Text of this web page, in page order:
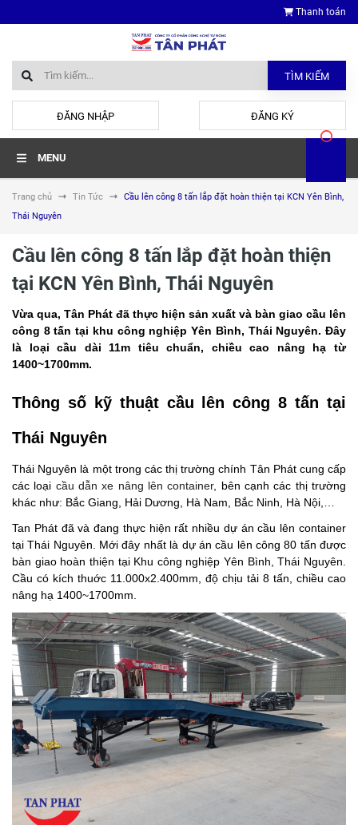
Thanh toán
TÌM KIẾM
ĐĂNG NHẬP ĐĂNG KÝ
MENU
Trang chủ Tin Tức
Cầu lên công 8 tấn lắp đặt hoàn thiện tại KCN Yên Bình,
Thái Nguyên
Cầu lên công 8 tấn lắp đặt hoàn thiện
tại KCN Yên Bình, Thái Nguyên
Vừa qua, Tân Phát đã thực hiện sản xuất và bàn giao cầu lên
công 8 tấn tại khu công nghiệp Yên Bình, Thái Nguyên. Đây
là loại cầu dài 11m tiêu chuẩn, chiều cao nâng hạ từ
1400~1700mm.
Thông số kỹ thuật cầu lên công 8 tấn tại
Thái Nguyên
Thái Nguyên là một trong các thị trường chính Tân Phát cung cấp
các loại cầu dẫn xe nâng lên container, bên cạnh các thị trường
khác như: Bắc Giang, Hải Dương, Hà Nam, Bắc Ninh, Hà Nội,…
Tan Phát đã và đang thực hiện rất nhiều dự án cầu lên container
tại Thái Nguyên. Mới đây nhất là dự án cầu lên công 80 tấn được
bàn giao hoàn thiện tại Khu công nghiệp Yên Bình, Thái Nguyên.
Cầu có kích thuớc 11.000x2.400mm, độ chịu tải 8 tấn, chiều cao
nâng hạ 1400~1700mm.